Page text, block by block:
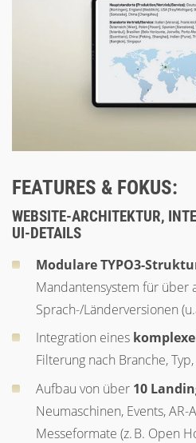
FEATURES & FOKUS:
WEBSITE-ARCHITEKTUR,
UI-DETAILS
Modulare TYPO3-
Mandantensystem für über
Sprach-/Länderversionen
Integration eines
Filterung nach Branche,
Aufbau von über 10
Neumaschinen, Events,
Messeformate (z. B. Open